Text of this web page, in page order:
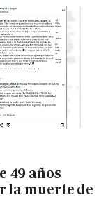
49 años
la muerte de